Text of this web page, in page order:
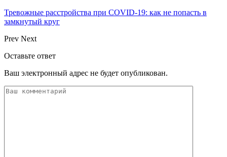
Тревожные расстройства при COVID-19: как не попасть в
замкнутый круг
Prev Next
Оставьте ответ
Ваш электронный адрес не будет опубликован.